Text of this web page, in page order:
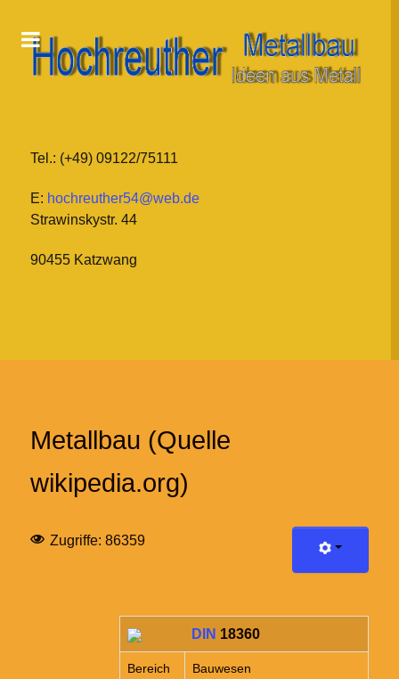
Tel.: (+49) 09122/75111
E: hochreuther54@web.de
Strawinskystr. 44
90455 Katzwang
Metallbau (Quelle
wikipedia.org)
Zugriffe: 86359
DIN 18360
Bereich Bauwesen